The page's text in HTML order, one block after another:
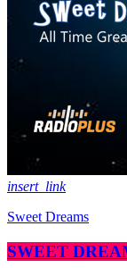
insert_link
Sweet Dreams
SWEET